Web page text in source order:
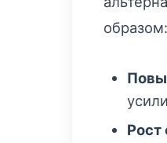
образом:
Рост